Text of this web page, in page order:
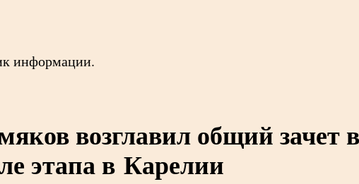
информации.
возглавил общий зачет
этапа в Карелии